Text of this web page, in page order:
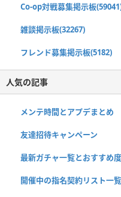
Co-op対戦募集掲示板
雑談掲示板(32267)
フレンド募集掲示板(5182)
人気の記事
メンテ時間とアプデまとめ
友達招待キャンペーン
最新ガチャ一覧とおすすめ度
開催中の指名契約リスト一覧